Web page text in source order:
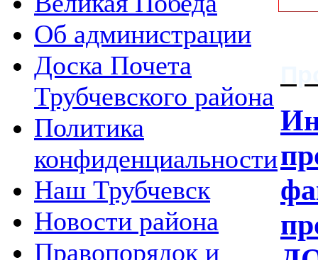
Об администрации
Доска Почета
Трубчевского района
Политика
конфиденциальности
Наш Трубчевск
Новости района
Правопорядок и